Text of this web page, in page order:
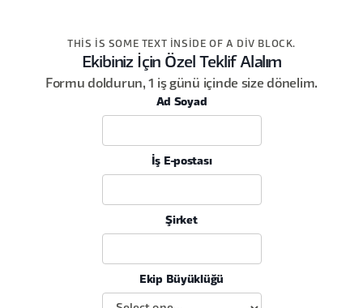
THIS IS SOME TEXT INSIDE OF A DIV BLOCK.
Ekibiniz İçin Özel Teklif Alalım
Formu doldurun, 1 iş günü içinde size dönelim.
Ad Soyad
İş E-postası
Şirket
Ekip Büyüklüğü